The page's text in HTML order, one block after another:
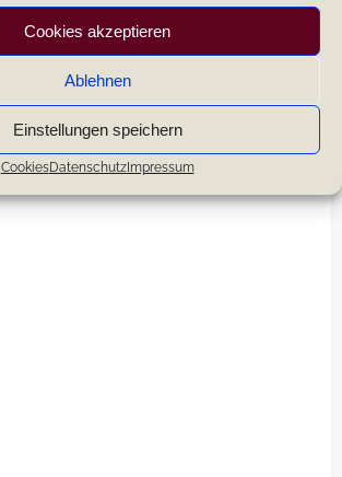
Cookies akzeptieren
Ablehnen
Einstellungen speichern
CookiesDatenschutzImpressum